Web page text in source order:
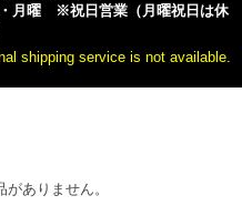
月曜 ※祝日営業（月曜祝日は休
shipping service is not available.
ありません。